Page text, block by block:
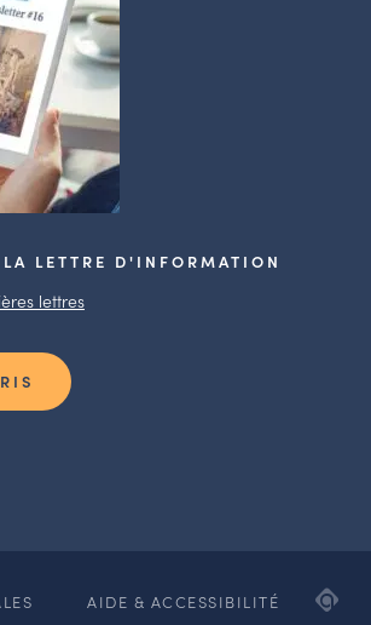
LETTRE D'INFORMATION
lettres
AIDE & ACCESSIBILITÉ